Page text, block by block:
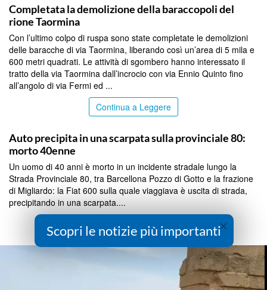
Completata la demolizione della baraccopoli del
rione Taormina
Con l’ultimo colpo di ruspa sono state completate le demolizioni
delle baracche di via Taormina, liberando così un’area di 5 mila e
600 metri quadrati. Le attività di sgombero hanno interessato il
tratto della via Taormina dall’incrocio con via Ennio Quinto fino
all’angolo di via Fermi ed ...
Continua a Leggere
Auto precipita in una scarpata sulla provinciale 80:
morto 40enne
Un uomo di 40 anni è morto in un incidente stradale lungo la
Strada Provinciale 80, tra Barcellona Pozzo di Gotto e la frazione
di Migliardo: la Fiat 600 sulla quale viaggiava è uscita di strada,
precipitando in una scarpata....
Continua a Leggere
×
Scopri le notizie più importanti